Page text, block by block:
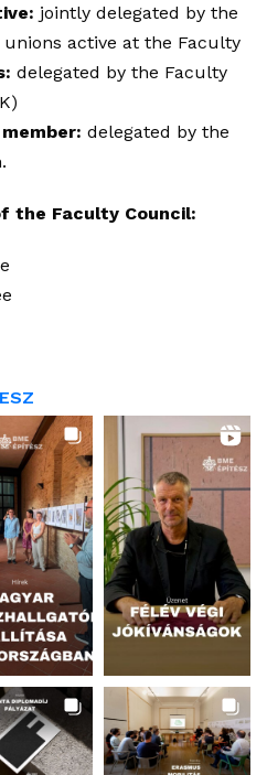
jointly delegated by the
active at the Faculty
delegated by the Faculty
delegated by the
the Faculty Council: